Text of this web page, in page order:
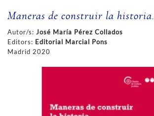
Maneras de construir la historia.
Autor/s: José María Pérez Collados
Editors: Editorial Marcial Pons
Madrid 2020